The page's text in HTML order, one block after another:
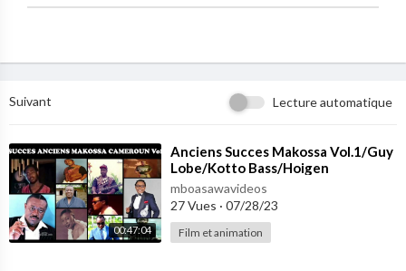
Suivant Lecture automatique
00:47:04
⁣Anciens Succes Makossa Vol.1/Guy
Lobe/Kotto Bass/Hoigen
Ekwalla/Samson/Charlotte
Mbango/Ndedi Eyango
mboasawavideos
27 Vues · 07/28/23
Film et animation